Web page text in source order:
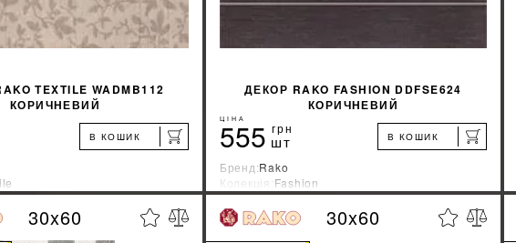
TEXTILE WADMB112
КОРИЧНЕВИЙ
В КОШИК
Чехия
ДІЗНАТИСЯ ЗНИЖКУ %
ДЕКОР RAKO FASHION DDFSE624
КОРИЧНЕВИЙ
ЦІНА
555 грн
шт В КОШИК
Бренд:Rako
Колекція:Fashion
Країна-виробник:Чехия
ДІЗНАТИСЯ ЗНИЖКУ %
30x60 30x60